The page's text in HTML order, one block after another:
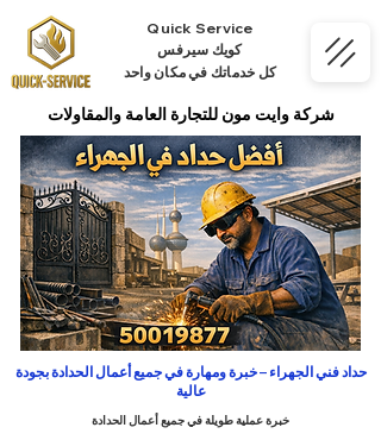
Quick Service
كويك سيرفس
كل خدماتك في مكان واحد
شركة وايت مون للتجارة العامة والمقاولات
حداد فني الجهراء – خبرة ومهارة في جميع أعمال الحدادة بجودة
عالية
خبرة عملية طويلة في جميع أعمال الحدادة